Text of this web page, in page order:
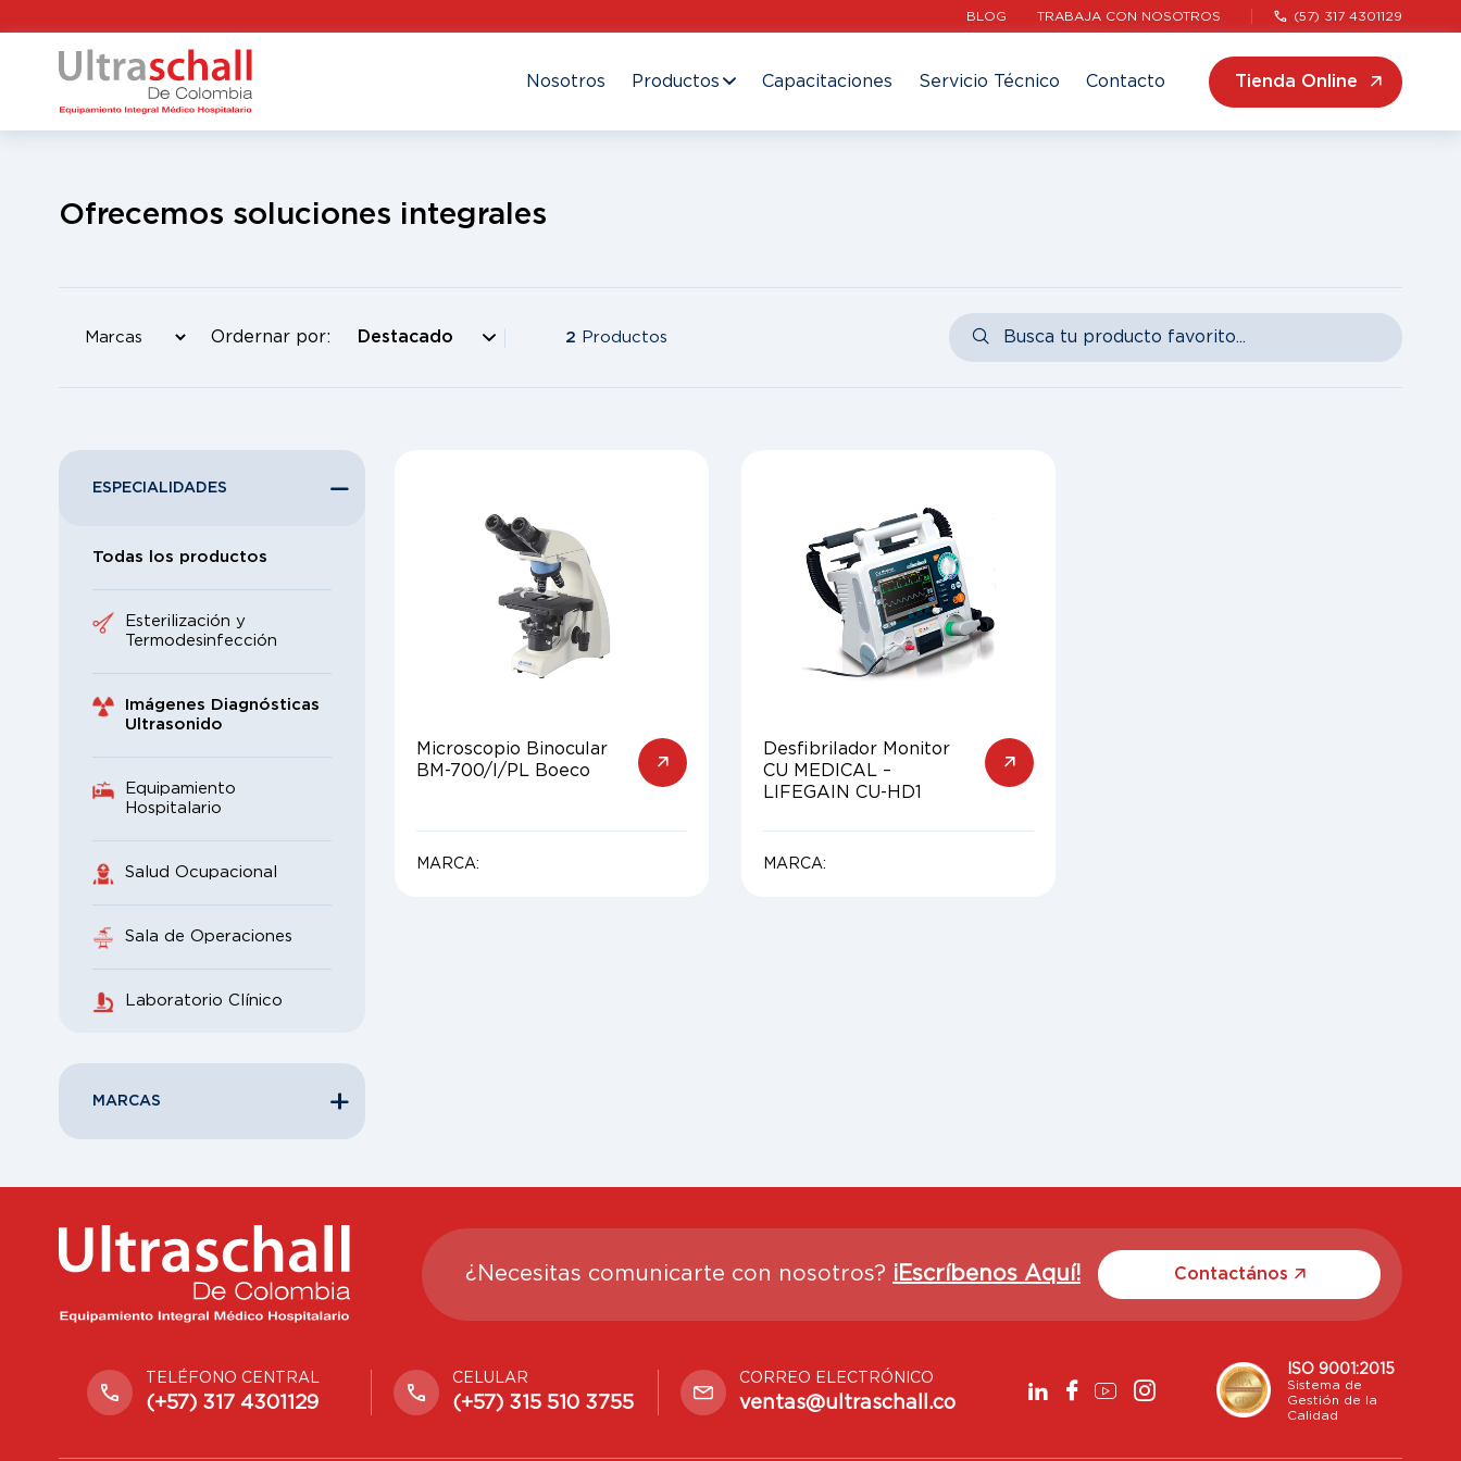
BLOG TRABAJA CON NOSOTROS (57) 317 4301129
Nosotros Productos Capacitaciones Servicio Técnico Contacto Tienda Online
Ofrecemos soluciones integrales
Ordernar por: 2 Productos
ESPECIALIDADES
Todas los productos
Esterilización y
Termodesinfección
Imágenes Diagnósticas
Ultrasonido
Equipamiento
Hospitalario
Salud Ocupacional
Sala de Operaciones
Laboratorio Clínico
MARCAS
Microscopio Binocular
BM-700/I/PL Boeco
MARCA:
Desfibrilador Monitor
CU MEDICAL –
LIFEGAIN CU-HD1
MARCA:
¿Necesitas comunicarte con nosotros? ¡Escríbenos Aquí! Contactános
TELÉFONO CENTRAL
(+57) 317 4301129
CELULAR
(+57) 315 510 3755
CORREO ELECTRÓNICO
ventas@ultraschall.co
ISO 9001:2015
Sistema de
Gestión de la
Calidad